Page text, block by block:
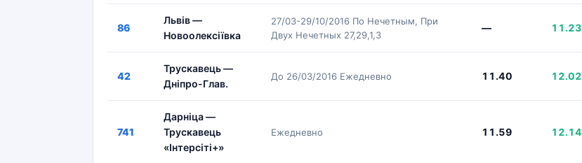
86
Львів —
Новоолексіївка
27/03-29/10/2016 По Нечетным, При
Двух Нечетных 27,29,1,3
— 11.23
42
Трускавець —
Дніпро-Глав.
До 26/03/2016 Ежедневно 11.40 12.02
741
Дарніца —
Трускавець
«Інтерсіті+»
Ежедневно 11.59 12.14